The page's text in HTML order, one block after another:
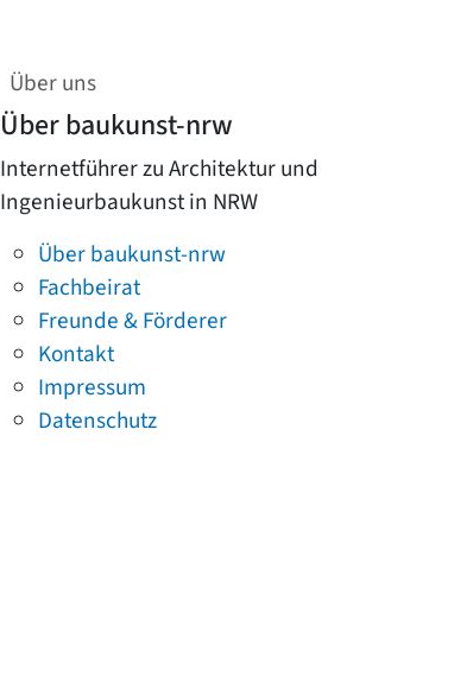
Über uns
Über baukunst-nrw
Internetführer zu Architektur und
Ingenieurbaukunst in NRW
Über baukunst-nrw
Fachbeirat
Freunde & Förderer
Kontakt
Impressum
Datenschutz